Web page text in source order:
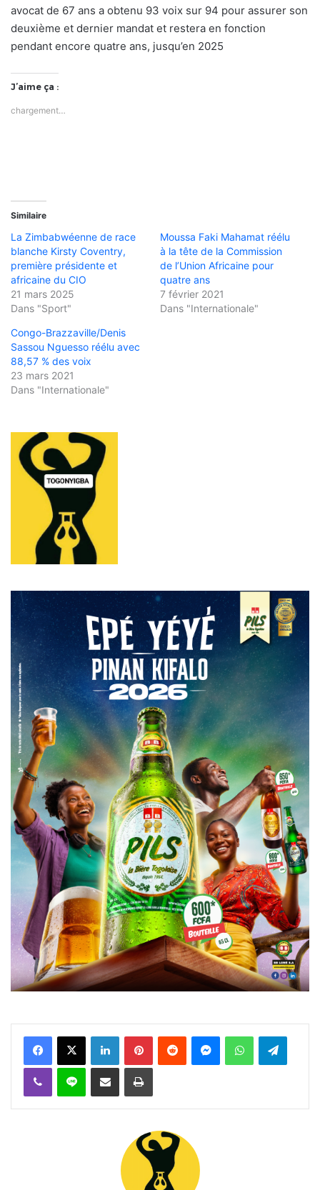
avocat de 67 ans a obtenu 93 voix sur 94 pour assurer son
deuxième et dernier mandat et restera en fonction
pendant encore quatre ans, jusqu’en 2025
J’aime ça :
chargement…
Similaire
La Zimbabwéenne de race
blanche Kirsty Coventry,
première présidente et
africaine du CIO
21 mars 2025
Dans "Sport"
Moussa Faki Mahamat réélu
à la tête de la Commission
de l’Union Africaine pour
quatre ans
7 février 2021
Dans "Internationale"
Congo-Brazzaville/Denis
Sassou Nguesso réélu avec
88,57 % des voix
23 mars 2021
Dans "Internationale"
FacebookX Linkedin PinterestReddit MessengerWhatsAppTelegram
Viber Ligne Partager par email Imprimer